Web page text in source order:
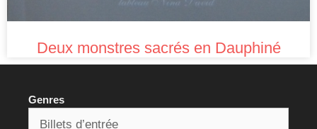
Deux monstres sacrés en Dauphiné
Genres